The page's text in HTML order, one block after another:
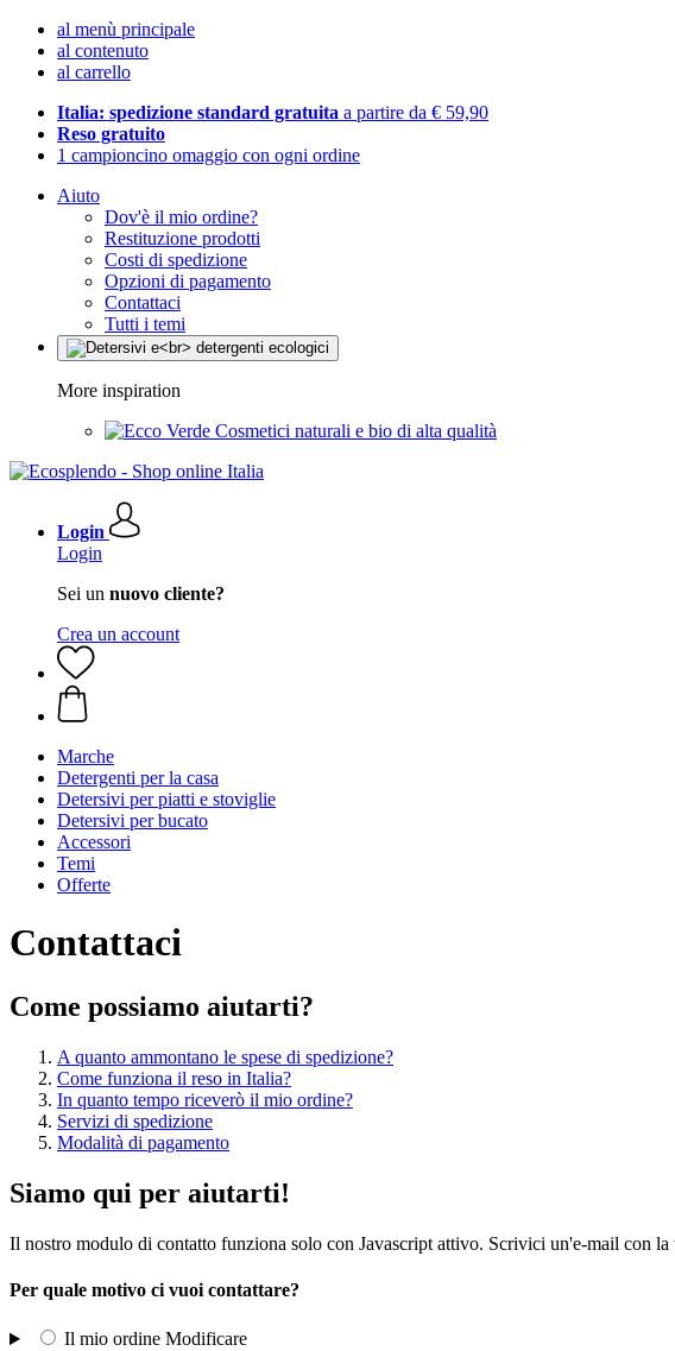
al menù principale
al contenuto
al carrello
Italia: spedizione standard gratuita a partire da € 59,90
Reso gratuito
1 campioncino omaggio con ogni ordine
Aiuto
Dov'è il mio ordine?
Restituzione prodotti
Costi di spedizione
Opzioni di pagamento
Contattaci
Tutti i temi
More inspiration
Cosmetici naturali e bio di alta qualità
Login
Login
Sei un nuovo cliente?
Crea un account
Marche
Detergenti per la casa
Detersivi per piatti e stoviglie
Detersivi per bucato
Accessori
Temi
Offerte
Contattaci
Come possiamo aiutarti?
A quanto ammontano le spese di spedizione?
Come funziona il reso in Italia?
In quanto tempo riceverò il mio ordine?
Servizi di spedizione
Modalità di pagamento
Siamo qui per aiutarti!
Il nostro modulo di contatto funziona solo con Javascript attivo. Scrivici un'e-mail con la
Per quale motivo ci vuoi contattare?
Il mio ordine Modificare